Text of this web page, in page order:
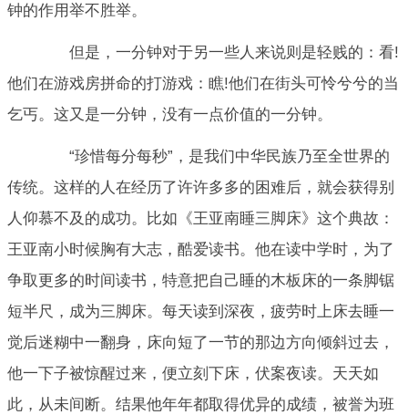
钟的作用举不胜举。
但是，一分钟对于另一些人来说则是轻贱的：看!
他们在游戏房拼命的打游戏：瞧!他们在街头可怜兮兮的当
乞丐。这又是一分钟，没有一点价值的一分钟。
“珍惜每分每秒”，是我们中华民族乃至全世界的
传统。这样的人在经历了许许多多的困难后，就会获得别
人仰慕不及的成功。比如《王亚南睡三脚床》这个典故：
王亚南小时候胸有大志，酷爱读书。他在读中学时，为了
争取更多的时间读书，特意把自己睡的木板床的一条脚锯
短半尺，成为三脚床。每天读到深夜，疲劳时上床去睡一
觉后迷糊中一翻身，床向短了一节的那边方向倾斜过去，
他一下子被惊醒过来，便立刻下床，伏案夜读。天天如
此，从未间断。结果他年年都取得优异的成绩，被誉为班